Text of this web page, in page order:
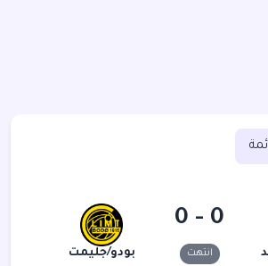
0 - 0
انتهت بودو/جليمت